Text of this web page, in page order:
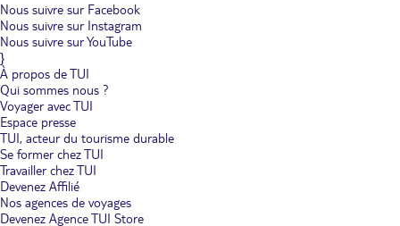
Nous suivre sur Facebook
Nous suivre sur Instagram
Nous suivre sur YouTube
}
À propos de TUI
Qui sommes nous ?
Voyager avec TUI
Espace presse
TUI, acteur du tourisme durable
Se former chez TUI
Travailler chez TUI
Devenez Affilié
Nos agences de voyages
Devenez Agence TUI Store